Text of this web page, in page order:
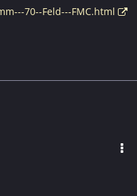
70--Feld---FMC.html